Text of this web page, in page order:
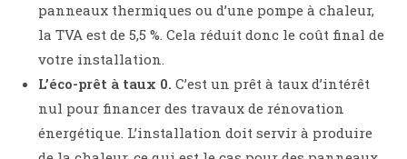
panneaux thermiques ou d’une pompe à chaleur,
la TVA est de 5,5 %. Cela réduit donc le coût final de
votre installation.
L’éco-prêt à taux 0. C’est un prêt à taux d’intérêt
nul pour financer des travaux de rénovation
énergétique. L’installation doit servir à produire